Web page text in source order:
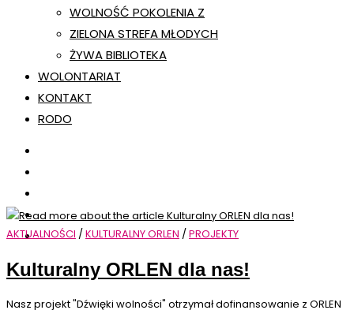
WOLNOŚĆ POKOLENIA Z
ZIELONA STREFA MŁODYCH
ŻYWA BIBLIOTEKA
WOLONTARIAT
KONTAKT
RODO
AKTUALNOŚCI /KULTURALNY ORLEN /PROJEKTY
Kulturalny ORLEN dla nas!
Nasz projekt "Dźwięki wolności" otrzymał dofinansowanie z ORLEN